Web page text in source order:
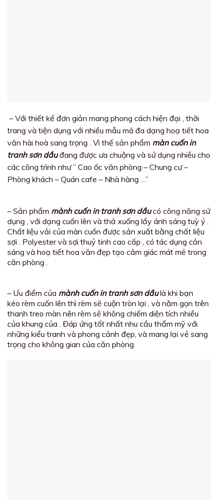
– Với thiết kế đơn giản mang phong cách hiện đại , thời
trang và tiện dụng với nhiều mẫu mã đa dạng hoạ tiết hoa
văn hài hoà sang trọng . Vì thế sản phẩm màn cuốn in
tranh sơn dầuđang được ưa chuộng và sử dụng nhiều cho
các công trình như ” Cao ốc văn phòng – Chung cư –
Phòng khách – Quán cafe – Nhà hàng …”
– Sản phẩm mành cuốn in tranh sơn dầucó công năng sử
dụng , với dạng cuốn lên và thả xuống lấy ánh sáng tuỳ ý .
Chất liệu vải của màn cuốn được sản xuất bằng chất liệu
sợi . Polyester và sợi thuỷ tinh cao cấp , có tác dụng cản
sáng và hoạ tiết hoa văn đẹp tạo cảm giác mát mẻ trong
căn phòng .
– Ưu điểm của mành cuốn in tranh sơn dầulà khi bạn
kéo rèm cuốn lên thì rèm sẽ cuộn tròn lại , và nằm gọn trên
thanh treo màn nên rèm sẽ không chiếm diện tích nhiều
của khung của . Đáp ứng tốt nhất nhu cầu thẩm mỹ với
những kiểu tranh và phong cảnh đẹp, và mang lại vẻ sang
trọng cho không gian của căn phòng.